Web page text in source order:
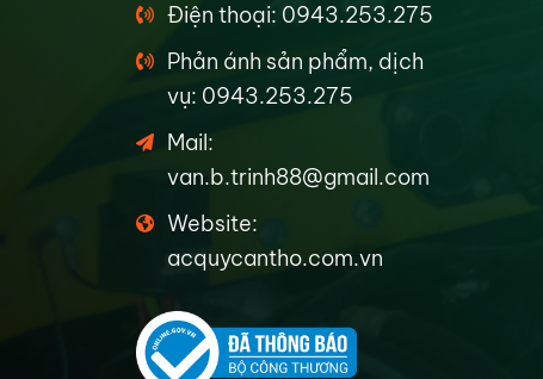
Điện thoại: 0943.253.275
Phản ánh sản phẩm, dịch
vụ: 0943.253.275
Mail:
van.b.trinh88@gmail.com
Website:
acquycantho.com.vn